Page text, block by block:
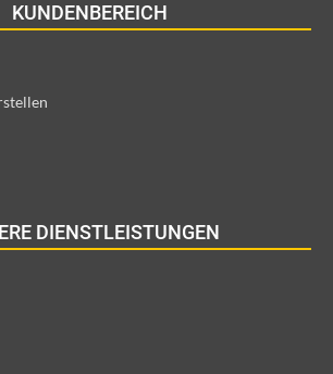
KUNDENBEREICH
DIENSTLEISTUNGEN